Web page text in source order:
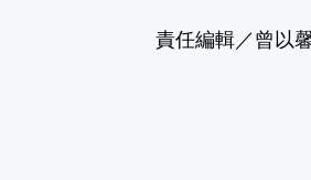
責任編輯／曾以